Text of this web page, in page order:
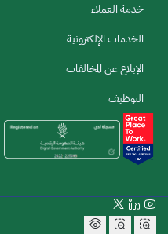
خدمة العملاء
الخدمات الإلكترونية
الإبلاغ عن المخالفات
التوظيف